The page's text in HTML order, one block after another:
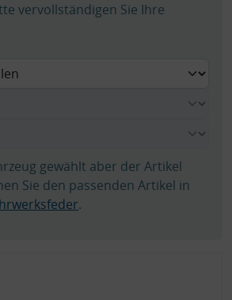
vervollständigen Sie Ihre
gewählt aber der Artikel
Sie den passenden Artikel in
.